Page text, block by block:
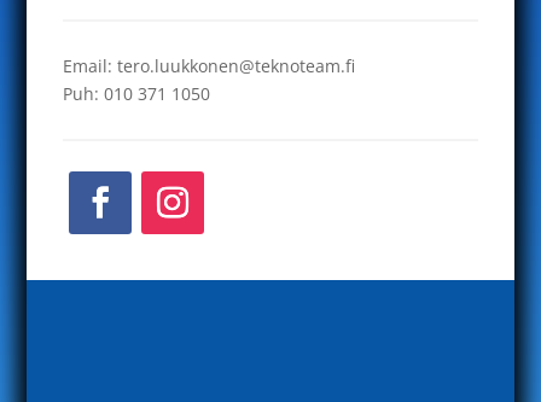
Email: tero.luukkonen@teknoteam.fi
Puh: 010 371 1050